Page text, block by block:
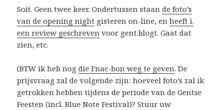
Soit. Geen twee keer. Ondertussen staande foto’s
van de opening night gisteren on-line, enheeft i.
een review geschreven voor gent.blogt. Gaat dat
zien, etc.
(BTW ik heb nogdie Fnac-bon weg te geven. De
prijsvraag zal de volgende zijn: hoeveel foto’s zal ik
getrokken hebben tijdens de periode van de Gentse
Feesten (incl. Blue Note Festival)? Stuur uw